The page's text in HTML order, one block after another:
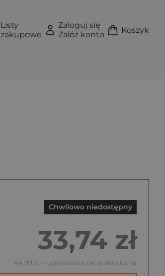
Listy
zakupowe
Zaloguj się
Załóż konto
Koszyk
Chwilowo niedostępny
33,74 zł
44,99 zł - sugerowana cena detaliczna